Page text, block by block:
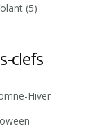
(5)
clefs
Hiver